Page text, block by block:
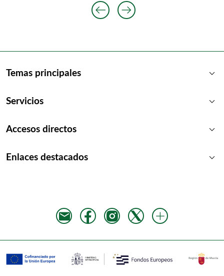
Anterior
arrow_left_alt
Siguiente
arrow_right_alt
Temas principales keyboard_arrow_down
Servicios keyboard_arrow_down
Accesos directos keyboard_arrow_down
Enlaces destacados keyboard_arrow_down